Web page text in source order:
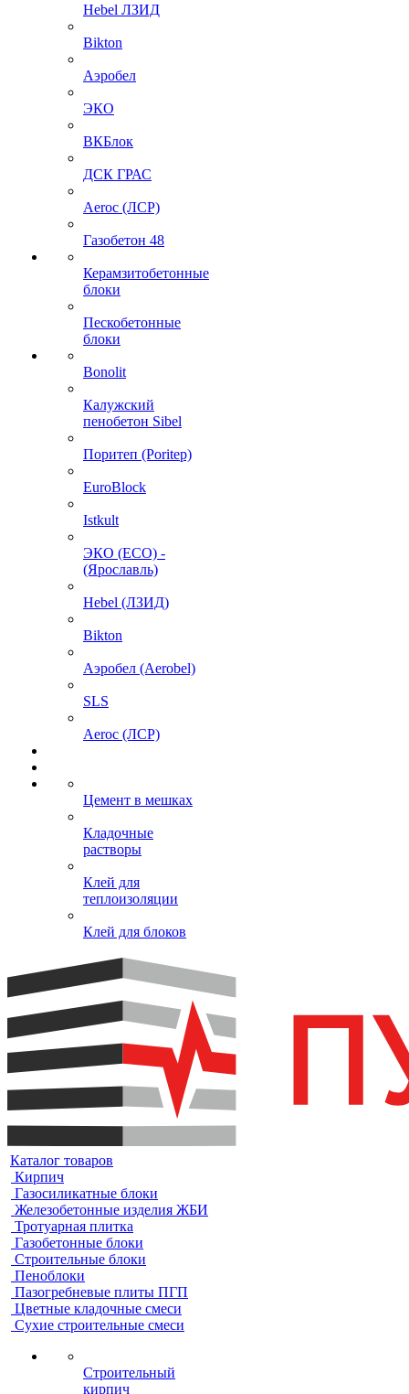
Hebel ЛЗИД
Bikton
Аэробел
ЭКО
ВКБлок
ДСК ГРАС
Aeroc (ЛСР)
Газобетон 48
Керамзитобетонные
блоки
Пескобетонные
блоки
Bonolit
Калужский
пенобетон Sibel
Поритеп (Poritep)
EuroBlock
Istkult
ЭКО (ECO) -
(Ярославль)
Hebel (ЛЗИД)
Bikton
Аэробел (Aerobel)
SLS
Aeroc (ЛСР)
Цемент в мешках
Кладочные
растворы
Клей для
теплоизоляции
Клей для блоков
Каталог товаров
Кирпич
Газосиликатные блоки
Железобетонные изделия ЖБИ
Тротуарная плитка
Газобетонные блоки
Строительные блоки
Пеноблоки
Пазогребневые плиты ПГП
Цветные кладочные смеси
Сухие строительные смеси
Строительный
кирпич